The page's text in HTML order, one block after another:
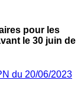
pour les
le 30 juin de
du 20/06/2023